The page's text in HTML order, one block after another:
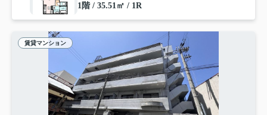
1階 / 35.51㎡ / 1R
賃貸マンション